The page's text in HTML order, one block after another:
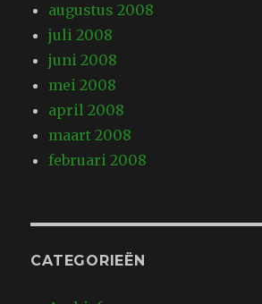
augustus 2008
juli 2008
juni 2008
mei 2008
april 2008
maart 2008
februari 2008
CATEGORIEËN